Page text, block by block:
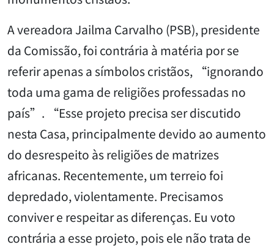
A vereadora Jailma Carvalho (PSB), presidente
da Comissão, foi contrária à matéria por se
referir apenas a símbolos cristãos, “ignorando
toda uma gama de religiões professadas no
país”. “Esse projeto precisa ser discutido
nesta Casa, principalmente devido ao aumento
do desrespeito às religiões de matrizes
africanas. Recentemente, um terreio foi
depredado, violentamente. Precisamos
conviver e respeitar as diferenças. Eu voto
contrária a esse projeto, pois ele não trata de